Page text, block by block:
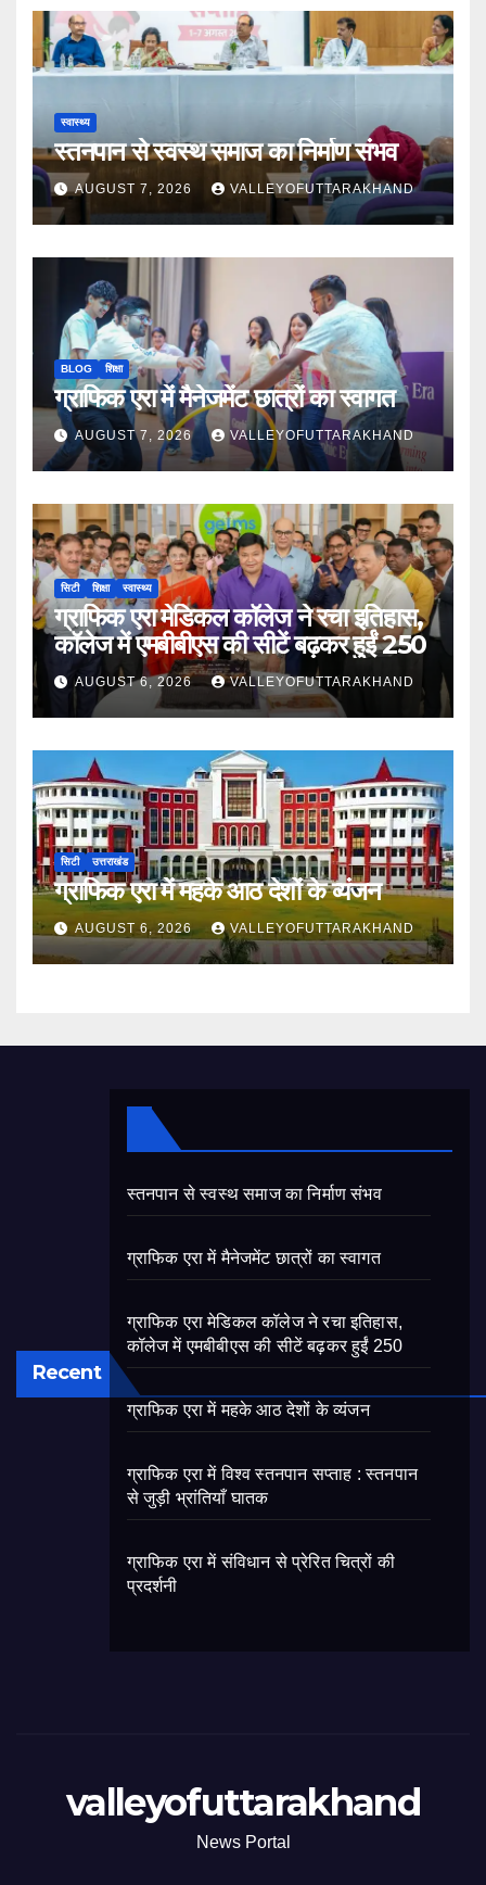
स्वास्थ्य
स्तनपान से स्वस्थ समाज का निर्माण संभव
AUGUST 7, 2026 VALLEYOFUTTARAKHAND
BLOG शिक्षा
ग्राफिक एरा में मैनेजमेंट छात्रों का स्वागत
AUGUST 7, 2026 VALLEYOFUTTARAKHAND
सिटी शिक्षा स्वास्थ्य
ग्राफिक एरा मेडिकल कॉलेज ने रचा इतिहास,
कॉलेज में एमबीबीएस की सीटें बढ़कर हुईं 250
AUGUST 6, 2026 VALLEYOFUTTARAKHAND
सिटी उत्तराखंड
ग्राफिक एरा में महके आठ देशों के व्यंजन
AUGUST 6, 2026 VALLEYOFUTTARAKHAND
Recent
स्तनपान से स्वस्थ समाज का निर्माण संभव
ग्राफिक एरा में मैनेजमेंट छात्रों का स्वागत
ग्राफिक एरा मेडिकल कॉलेज ने रचा इतिहास,
कॉलेज में एमबीबीएस की सीटें बढ़कर हुईं 250
ग्राफिक एरा में महके आठ देशों के व्यंजन
ग्राफिक एरा में विश्व स्तनपान सप्ताह : स्तनपान
से जुड़ी भ्रांतियाँ घातक
ग्राफिक एरा में संविधान से प्रेरित चित्रों की
प्रदर्शनी
valleyofuttarakhand
News Portal